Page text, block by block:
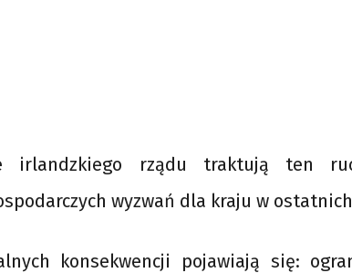
irlandzkiego rządu traktują ten
wyzwań dla kraju w
konsekwencji pojawiają się: